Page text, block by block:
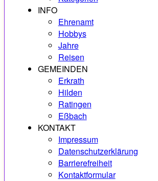
INFO
Ehrenamt
Hobbys
Jahre
Reisen
GEMEINDEN
Erkrath
Hilden
Ratingen
Eßbach
KONTAKT
Impressum
Datenschutzerklärung
Barrierefreiheit
Kontaktformular